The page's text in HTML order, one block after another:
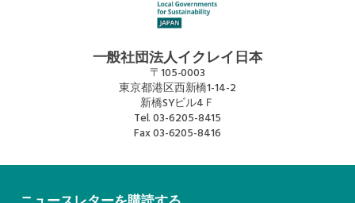
一般社団法人イクレイ日本
〒105-0003
東京都港区西新橋1-14-2
新橋SYビル4Ｆ
Tel.03-6205-8415
Fax03-6205-8416